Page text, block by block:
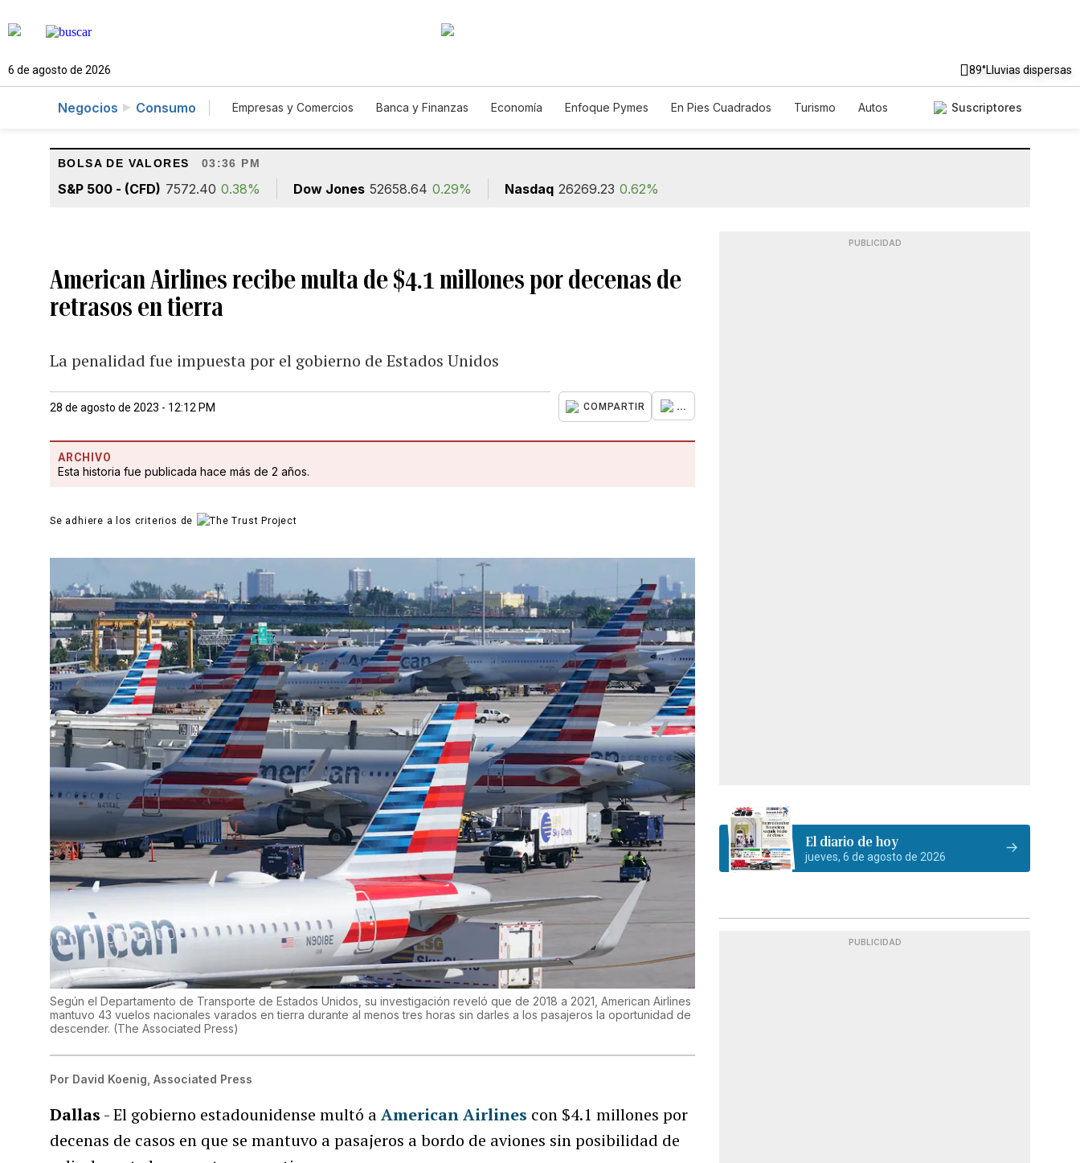
6 de agosto de 2026 89°Lluvias dispersas
Negocios Consumo Empresas y Comercios Banca y Finanzas Economía Enfoque Pymes En Pies Cuadrados Turismo
Autos
Suscriptores
BOLSA DE VALORES 03:36 PM
S&P 500 - (CFD) 7572.40 0.38% Dow Jones 52658.64 0.29% Nasdaq 26269.23 0.62%
American Airlines recibe multa de $4.1 millones por decenas de
retrasos en tierra
La penalidad fue impuesta por el gobierno de Estados Unidos
28 de agosto de 2023 - 12:12 PM COMPARTIR ...
ARCHIVO
Esta historia fue publicada hace más de 2 años.
Se adhiere a los criterios de
Según el Departamento de Transporte de Estados Unidos, su investigación reveló que de 2018 a 2021, American Airlines
mantuvo 43 vuelos nacionales varados en tierra durante al menos tres horas sin darles a los pasajeros la oportunidad de
descender. (The Associated Press)
Por David Koenig, Associated Press
Dallas - El gobierno estadounidense multó aAmerican Airlines con $4.1 millones por
decenas de casos en que se mantuvo a pasajeros a bordo de aviones sin posibilidad de
PUBLICIDAD
El diario de hoy
jueves, 6 de agosto de 2026
PUBLICIDAD